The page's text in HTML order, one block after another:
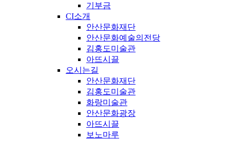
기부금
CI소개
안산문화재단
안산문화예술의전당
김홍도미술관
아뜨시끌
오시는길
안산문화재단
김홍도미술관
화랑미술관
안산문화광장
아뜨시끌
보노마루